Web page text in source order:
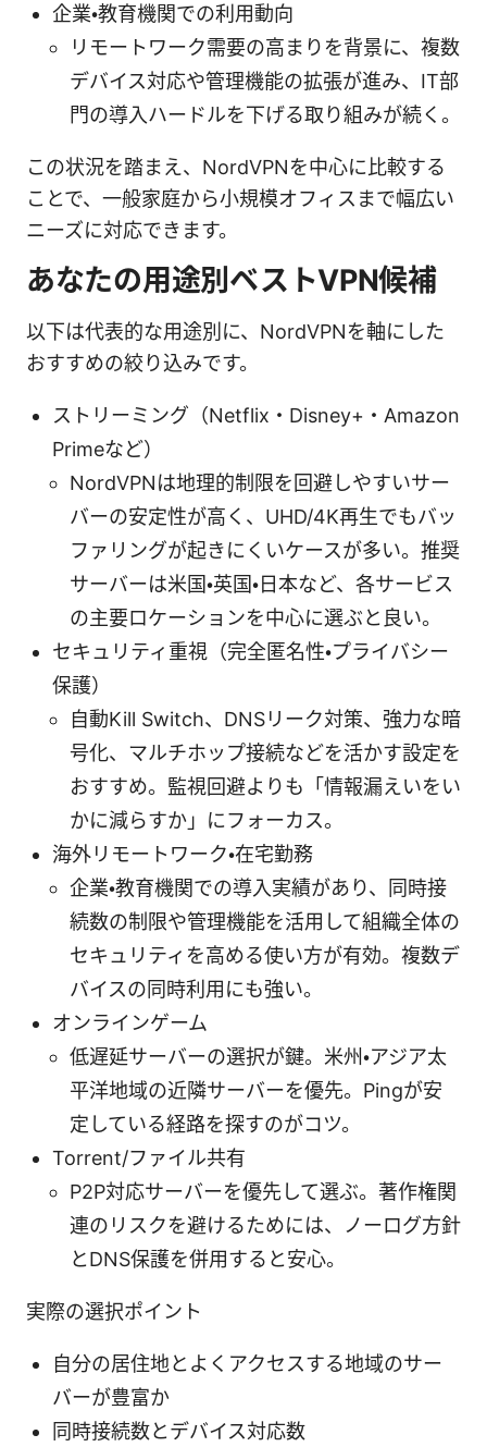
企業・教育機関での利用動向
リモートワーク需要の高まりを背景に、複数
デバイス対応や管理機能の拡張が進み、IT部
門の導入ハードルを下げる取り組みが続く。
この状況を踏まえ、NordVPNを中心に比較する
ことで、一般家庭から小規模オフィスまで幅広い
ニーズに対応できます。
あなたの用途別ベストVPN候補
以下は代表的な用途別に、NordVPNを軸にした
おすすめの絞り込みです。
ストリーミング（Netflix・Disney+・Amazon
Primeなど）
NordVPNは地理的制限を回避しやすいサー
バーの安定性が高く、UHD/4K再生でもバッ
ファリングが起きにくいケースが多い。推奨
サーバーは米国・英国・日本など、各サービス
の主要ロケーションを中心に選ぶと良い。
セキュリティ重視（完全匿名性・プライバシー
保護）
自動Kill Switch、DNSリーク対策、強力な暗
号化、マルチホップ接続などを活かす設定を
おすすめ。監視回避よりも「情報漏えいをい
かに減らすか」にフォーカス。
海外リモートワーク・在宅勤務
企業・教育機関での導入実績があり、同時接
続数の制限や管理機能を活用して組織全体の
セキュリティを高める使い方が有効。複数デ
バイスの同時利用にも強い。
オンラインゲーム
低遅延サーバーの選択が鍵。米州・アジア太
平洋地域の近隣サーバーを優先。Pingが安
定している経路を探すのがコツ。
Torrent/ファイル共有
P2P対応サーバーを優先して選ぶ。著作権関
連のリスクを避けるためには、ノーログ方針
とDNS保護を併用すると安心。
実際の選択ポイント
自分の居住地とよくアクセスする地域のサー
バーが豊富か
同時接続数とデバイス対応数